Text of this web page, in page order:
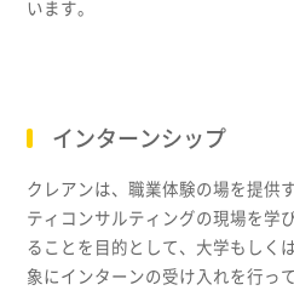
います。
インターンシップ
クレアンは、職業体験の場を提供
ティコンサルティングの現場を学
ることを目的として、大学もしく
象にインターンの受け入れを行っ